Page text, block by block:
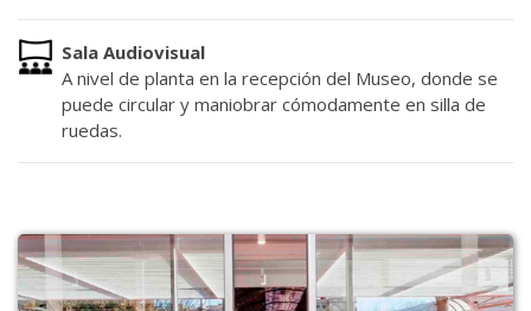
Sala Audiovisual
A nivel de planta en la recepción del Museo, donde se
puede circular y maniobrar cómodamente en silla de
ruedas.